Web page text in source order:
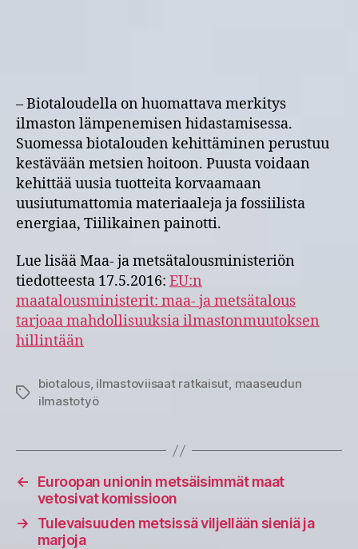
– Biotaloudella on huomattava merkitys
ilmaston lämpenemisen hidastamisessa.
Suomessa biotalouden kehittäminen perustuu
kestävään metsien hoitoon. Puusta voidaan
kehittää uusia tuotteita korvaamaan
uusiutumattomia materiaaleja ja fossiilista
energiaa, Tiilikainen painotti.
Lue lisää Maa- ja metsätalousministeriön
tiedotteesta 17.5.2016: EU:n
maatalousministerit: maa- ja metsätalous
tarjoaa mahdollisuuksia ilmastonmuutoksen
hillintään
Avainsanat
biotalous, ilmastoviisaat ratkaisut, maaseudun
ilmastotyö
←
Euroopan unionin metsäisimmät maat
vetosivat komissioon
→
Tulevaisuuden metsissä viljellään sieniä ja
marjoja